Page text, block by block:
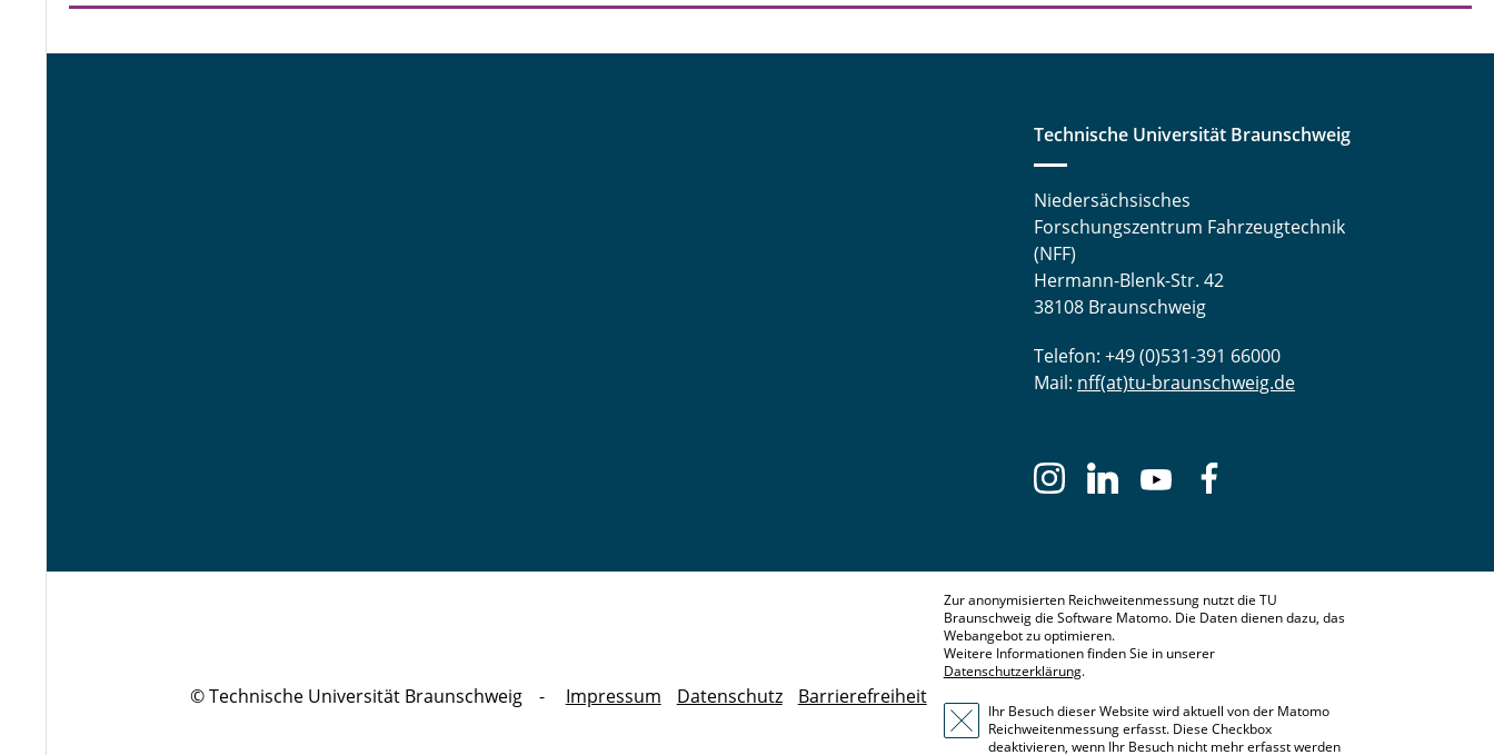
Technische Universität Braunschweig
Niedersächsisches
Forschungszentrum Fahrzeugtechnik
(NFF)
Hermann-Blenk-Str. 42
38108 Braunschweig
Telefon: +49 (0)531-391 66000
Mail: nff(at)tu-braunschweig.de
© Technische Universität Braunschweig Impressum Datenschutz Barrierefreiheit
Zur anonymisierten Reichweitenmessung nutzt die TU
Braunschweig die Software Matomo. Die Daten dienen dazu, das
Webangebot zu optimieren.
Weitere Informationen finden Sie in unserer
Datenschutzerklärung.
Ihr Besuch dieser Website wird aktuell von der Matomo
Reichweitenmessung erfasst. Diese Checkbox
deaktivieren, wenn Ihr Besuch nicht mehr erfasst werden